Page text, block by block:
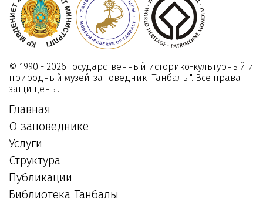
© 1990 - 2026 Государственный историко-культурный и
природный музей-заповедник "Танбалы". Все права
защищены.
Главная
О заповеднике
Услуги
Структура
Публикации
Библиотека Танбалы